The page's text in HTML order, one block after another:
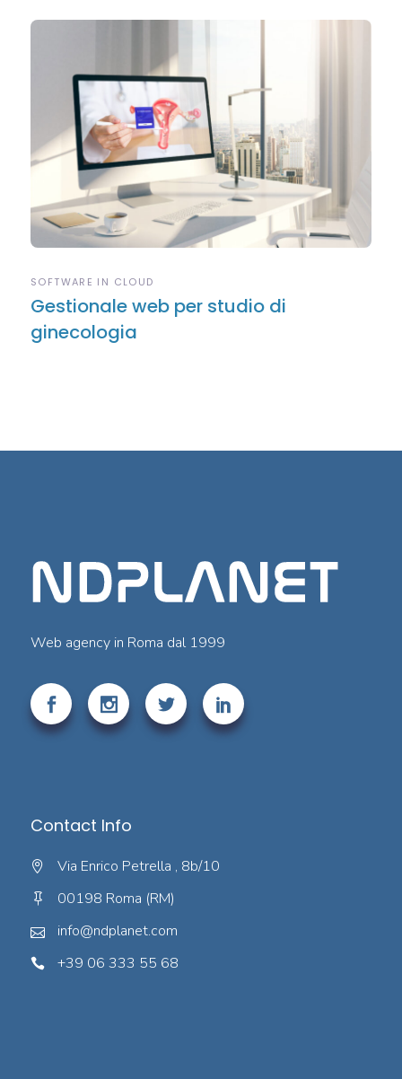
SOFTWARE IN CLOUD
Gestionale web per studio di
ginecologia
Web agency in Roma dal 1999
Contact Info
Via Enrico Petrella , 8b/10
00198 Roma (RM)
info@ndplanet.com
+39 06 333 55 68